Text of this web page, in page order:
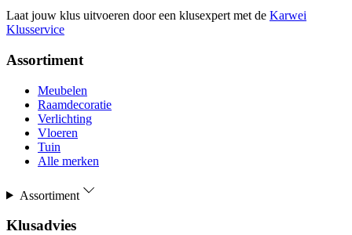
Laat jouw klus uitvoeren door een klusexpert met de Karwei
Klusservice
Assortiment
Meubelen
Raamdecoratie
Verlichting
Vloeren
Tuin
Alle merken
Assortiment
Klusadvies